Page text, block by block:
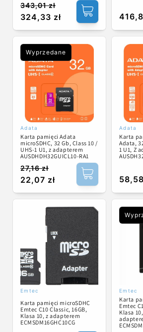
Cena
regularna
343,01 zł
Cena
promocyjna
324,33 zł
Cena
Wyprzedane
Dostawca:
Adata
Karta pamięci Adata
microSDHC, 32 Gb, Class 10 /
UHS-1 U1, z adapterem
AUSDHDH32GUICL10-RA1
Cena
regularna
27,16 zł
Cena
promocyjna
22,07 zł
Adata
Karta
Adata,
1 U1, Z
Cena
Dostawca:
Emtec
Karta pamięci microSDHC
Emtec C10 Classic, 16GB,
Klasa 10, z adapterem
ECMSDM16GHC10CG
Emtec
Karta
Emtec
Klasa